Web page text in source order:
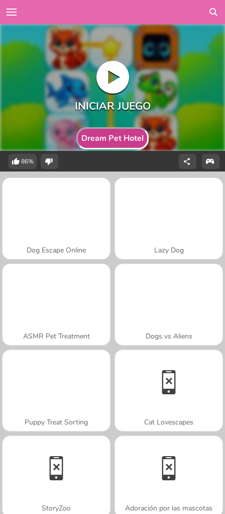
Dream Pet Hotel
86%
Dog Escape Online Lazy Dog
ASMR Pet Treatment Dogs vs Aliens
Puppy Treat Sorting Cat Lovescapes
StoryZoo Adoración por las mascotas